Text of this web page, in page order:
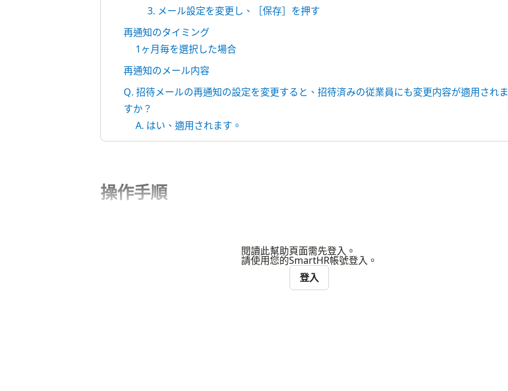
3. メール設定を変更し、［保存］を押す
再通知のタイミング
1ヶ月毎を選択した場合
再通知のメール内容
Q. 招待メールの再通知の設定を変更すると、招待済みの従業員にも変更内容が適用されま
すか？
A. はい、適用されます。
操作手順
閱讀此幫助頁面需先登入。
請使用您的SmartHR帳號登入。
登入